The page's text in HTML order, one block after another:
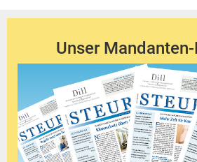
Unser